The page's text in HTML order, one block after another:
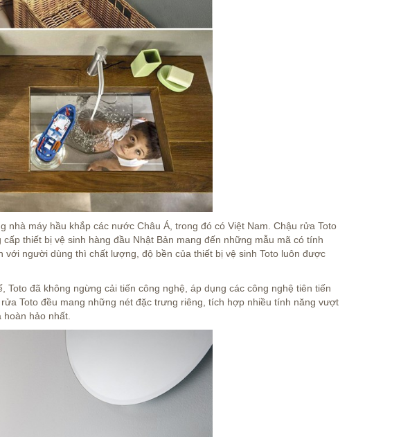
nhà máy hầu khắp các nước Châu Á, trong đó có Việt Nam. Chậu rửa Toto
thiết bị vệ sinh hàng đầu Nhật Bản mang đến những mẫu mã có tính
người dùng thì chất lượng, độ bền của thiết bị vệ sinh Toto luôn được
đã không ngừng cải tiến công nghệ, áp dụng các công nghệ tiên tiến
Toto đều mang những nét đặc trưng riêng, tích hợp nhiều tính năng vượt
hoàn hảo nhất.